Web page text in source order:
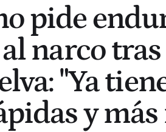
pide
narco
"Ya
y